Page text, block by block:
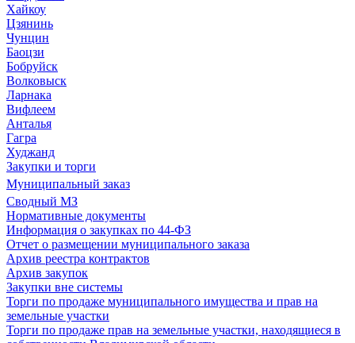
Хайкоу
Цзянинь
Чунцин
Баоцзи
Бобруйск
Волковыск
Ларнака
Вифлеем
Анталья
Гагра
Худжанд
Закупки и торги
Муниципальный заказ
Сводный МЗ
Нормативные документы
Информация о закупках по 44-ФЗ
Отчет о размещении муниципального заказа
Архив реестра контрактов
Архив закупок
Закупки вне системы
Торги по продаже муниципального имущества и прав на
земельные участки
Торги по продаже прав на земельные участки, находящиеся в